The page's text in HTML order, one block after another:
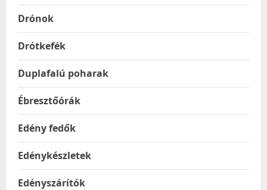
Drónok
Drótkefék
Duplafalú poharak
Ébresztőórák
Edény fedők
Edénykészletek
Edényszárítók